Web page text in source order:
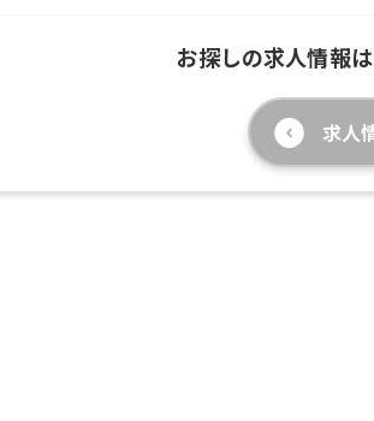
お探しの求人情報
求人